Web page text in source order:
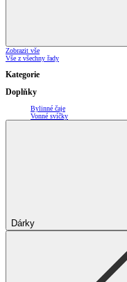
Zobrazit vše
Vše z všechny řady
Kategorie
Doplňky
Bylinné čaje
Vonné svíčky
Dárky